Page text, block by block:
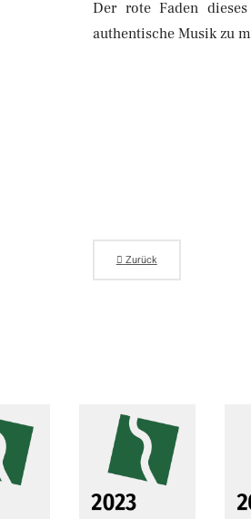
Der rote Faden
authentische Musik zu
Zurück